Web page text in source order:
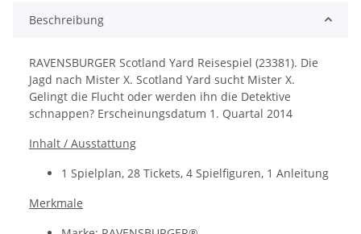
Beschreibung
RAVENSBURGER Scotland Yard Reisespiel (23381). Die
Jagd nach Mister X. Scotland Yard sucht Mister X.
Gelingt die Flucht oder werden ihn die Detektive
schnappen? Erscheinungsdatum 1. Quartal 2014
Inhalt / Ausstattung
1 Spielplan, 28 Tickets, 4 Spielfiguren, 1 Anleitung
Merkmale